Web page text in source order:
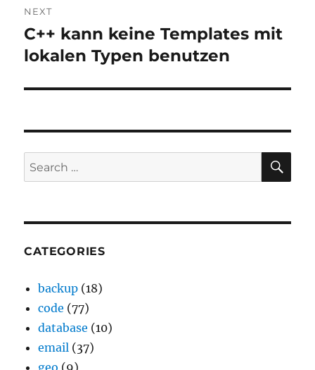
NEXT
Next
post:
C++ kann keine Templates mit
lokalen Typen benutzen
Search
for:
CATEGORIES
backup (18)
code (77)
database (10)
email (37)